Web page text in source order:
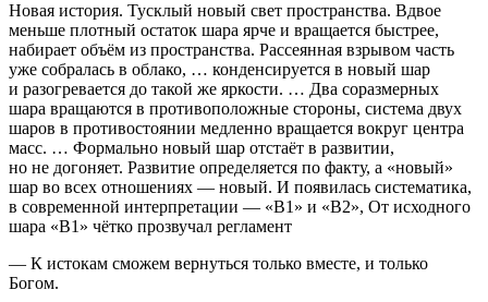
Новая история. Тусклый новый свет пространства. Вдвое
меньше плотный остаток шара ярче и вращается быстрее,
набирает объём из пространства. Рассеянная взрывом часть
уже собралась в облако, … конденсируется в новый шар
и разогревается до такой же яркости. … Два соразмерных
шара вращаются в противоположные стороны, система двух
шаров в противостоянии медленно вращается вокруг центра
масс. … Формально новый шар отстаёт в развитии,
но не догоняет. Развитие определяется по факту, а «новый»
шар во всех отношениях — новый. И появилась систематика,
в современной интерпретации — «В1» и «В2», От исходного
шара «В1» чётко прозвучал регламент
— К истокам сможем вернуться только вместе, и только
Богом.